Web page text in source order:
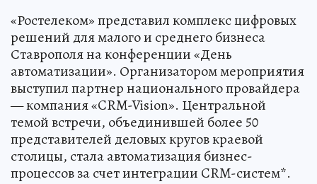
«Ростелеком» представил комплекс цифровых
решений для малого и среднего бизнеса
Ставрополя на конференции «День
автоматизации». Организатором мероприятия
выступил партнер национального провайдера
— компания «CRM-Vision». Центральной
темой встречи, объединившей более 50
представителей деловых кругов краевой
столицы, стала автоматизация бизнес-
процессов за счет интеграции CRM-систем*.